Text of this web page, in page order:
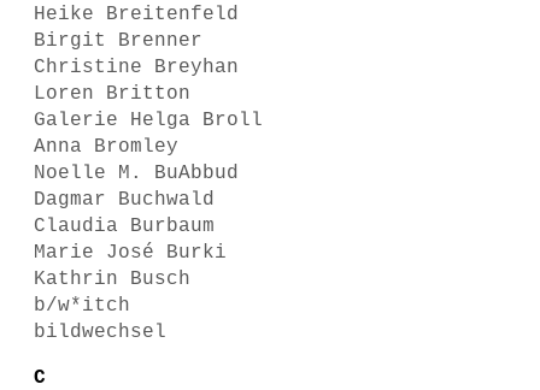
Heike Breitenfeld
Birgit Brenner
Christine Breyhan
Loren Britton
Galerie Helga Broll
Anna Bromley
Noelle M. BuAbbud
Dagmar Buchwald
Claudia Burbaum
Marie José Burki
Kathrin Busch
b/w*itch
bildwechsel
C